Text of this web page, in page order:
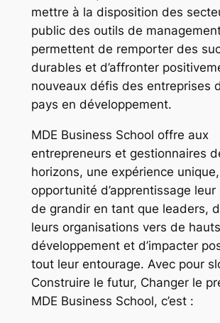
mettre à la disposition des
public des outils de
permettent de remporter des
durables et d’affronter
nouveaux défis des entreprises
pays en développement.
MDE Business School offre aux
entrepreneurs et gestionnaires
horizons, une expérience
opportunité d’apprentissage
de grandir en tant que leaders,
leurs organisations vers de
développement et d’impacter
tout leur entourage. Avec pour
Construire le futur, Changer le
MDE Business School, c’est :